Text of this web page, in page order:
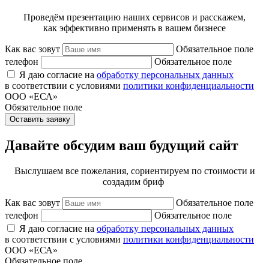
Проведём презентацию наших сервисов и расскажем,
как эффективно применять в вашем бизнесе
Как вас зовут
Обязательное поле
телефон
Обязательное поле
Я даю согласие на обработку персональных данных
в соответствии с условиями политики конфиденциальности
ООО «ЕСА»
Обязательное поле
Оставить заявку
Давайте обсудим ваш будущий сайт
Выслушаем все пожелания, сориентируем по стоимости и
создадим бриф
Как вас зовут
Обязательное поле
телефон
Обязательное поле
Я даю согласие на обработку персональных данных
в соответствии с условиями политики конфиденциальности
ООО «ЕСА»
Обязательное поле